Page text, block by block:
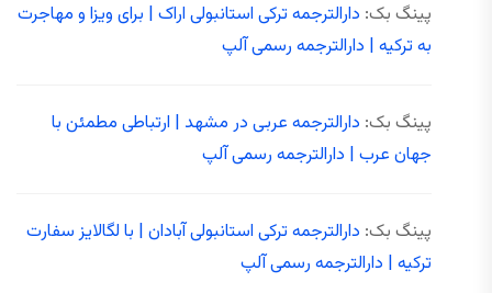
پینگ بک: دارالترجمه ترکی استانبولی اراک | برای ویزا و مهاجرت
به ترکیه | دارالترجمه رسمی آلپ
پینگ بک: دارالترجمه عربی در مشهد | ارتباطی مطمئن با
جهان عرب | دارالترجمه رسمی آلپ
پینگ بک: دارالترجمه ترکی استانبولی آبادان | با لگالایز سفارت
ترکیه | دارالترجمه رسمی آلپ